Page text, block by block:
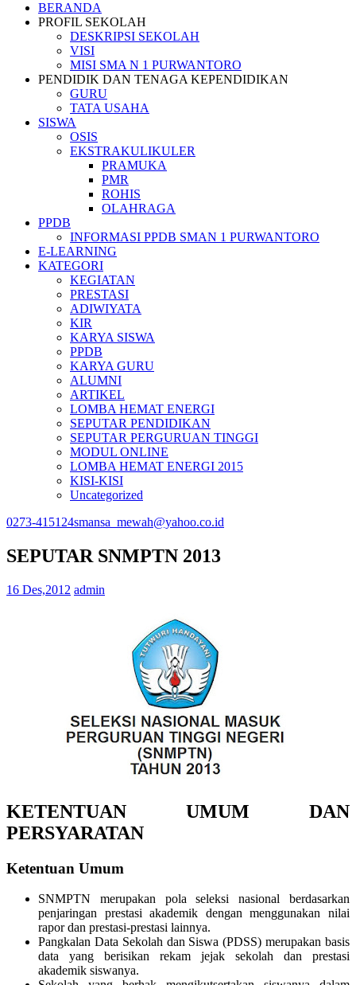
BERANDA
PROFIL SEKOLAH
DESKRIPSI SEKOLAH
VISI
MISI SMA N 1 PURWANTORO
PENDIDIK DAN TENAGA KEPENDIDIKAN
GURU
TATA USAHA
SISWA
OSIS
EKSTRAKULIKULER
PRAMUKA
PMR
ROHIS
OLAHRAGA
PPDB
INFORMASI PPDB SMAN 1 PURWANTORO
E-LEARNING
KATEGORI
KEGIATAN
PRESTASI
ADIWIYATA
KIR
KARYA SISWA
PPDB
KARYA GURU
ALUMNI
ARTIKEL
LOMBA HEMAT ENERGI
SEPUTAR PENDIDIKAN
SEPUTAR PERGURUAN TINGGI
MODUL ONLINE
LOMBA HEMAT ENERGI 2015
KISI-KISI
Uncategorized
0273-415124smansa_mewah@yahoo.co.id
SEPUTAR SNMPTN 2013
16 Des,2012 admin
KETENTUAN UMUM DAN
PERSYARATAN
Ketentuan Umum
SNMPTN merupakan pola seleksi nasional berdasarkan
penjaringan prestasi akademik dengan menggunakan nilai
rapor dan prestasi-prestasi lainnya.
Pangkalan Data Sekolah dan Siswa (PDSS) merupakan basis
data yang berisikan rekam jejak sekolah dan prestasi
akademik siswanya.